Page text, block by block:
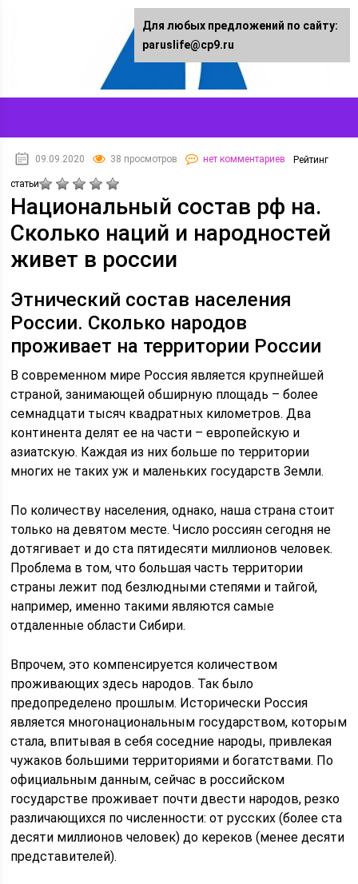
09.09.2020 38 просмотров нет комментариев Рейтинг
статьи
Национальный состав рф на.
Сколько наций и народностей
живет в россии
Этнический состав населения
России. Сколько народов
проживает на территории России
В современном мире Россия является крупнейшей
страной, занимающей обширную площадь – более
семнадцати тысяч квадратных километров. Два
континента делят ее на части – европейскую и
азиатскую. Каждая из них больше по территории
многих не таких уж и маленьких государств Земли.
По количеству населения, однако, наша страна стоит
только на девятом месте. Число россиян сегодня не
дотягивает и до ста пятидесяти миллионов человек.
Проблема в том, что большая часть территории
страны лежит под безлюдными степями и тайгой,
например, именно такими являются самые
отдаленные области Сибири.
Впрочем, это компенсируется количеством
проживающих здесь народов. Так было
предопределено прошлым. Исторически Россия
является многонациональным государством, которым
стала, впитывая в себя соседние народы, привлекая
чужаков большими территориями и богатствами. По
официальным данным, сейчас в российском
государстве проживает почти двести народов, резко
различающихся по численности: от русских (более ста
десяти миллионов человек) до кереков (менее десяти
представителей).
Для любых предложений по сайту:
paruslife@cp9.ru